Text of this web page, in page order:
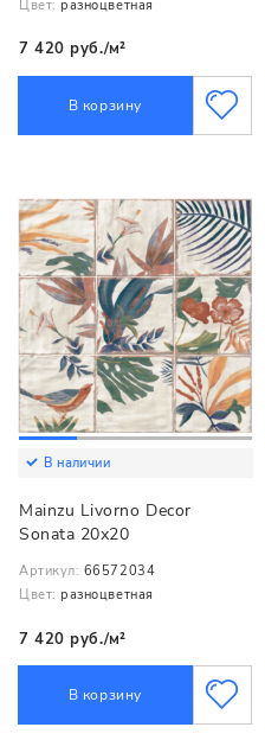
Цвет: разноцветная
7 420 руб./м²
В корзину
В наличии
Mainzu Livorno Decor
Sonata 20х20
Артикул: 66572034
Цвет: разноцветная
7 420 руб./м²
В корзину